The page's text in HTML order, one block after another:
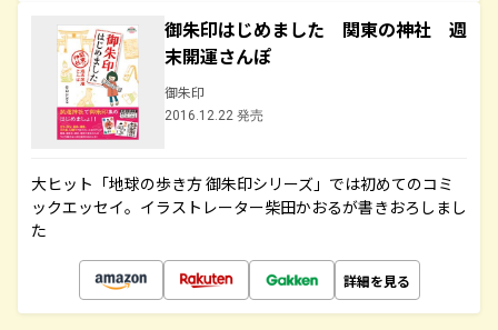
御朱印はじめました 関東の神社 週
末開運さんぽ
御朱印
2016.12.22 発売
大ヒット「地球の歩き方 御朱印シリーズ」では初めてのコミ
ックエッセイ。イラストレーター柴田かおるが書きおろしまし
た
詳細を見る